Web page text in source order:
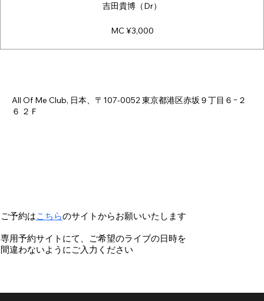
ご予約はこちらのサイトからお願いいたします
専用予約サイトにて、ご希望のライブの日時を
間違わないようにご入力ください
吉田貴博（Dr）
MC ¥3,000
All Of Me Club, 日本、〒107-0052 東京都港区赤坂９丁目６−２
６ ２Ｆ